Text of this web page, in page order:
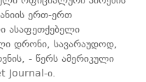
ერთ-ერთ
ასაფეთქებელი
დრონი, სავარაუდოდ,
- წერს ამერიკული
Journal-ი.